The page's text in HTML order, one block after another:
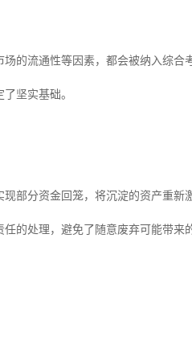
的流通性等因素，都会被纳入综合
坚实基础。
部分资金回笼，将沉淀的资产重新
的处理，避免了随意废弃可能带来